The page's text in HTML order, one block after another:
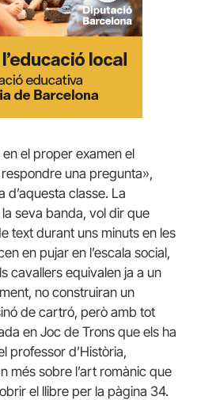
en el proper examen el
una pregunta»,
d’aquesta classe. La
la seva banda, vol dir que
text durant uns minuts en les
en pujar en l’escala social,
cavallers equivalen ja a un
no construiran un
de cartró, però amb tot
en Joc de Trons que els ha
professor d’Història,
més sobre l’art romànic que
el llibre per la pàgina 34.